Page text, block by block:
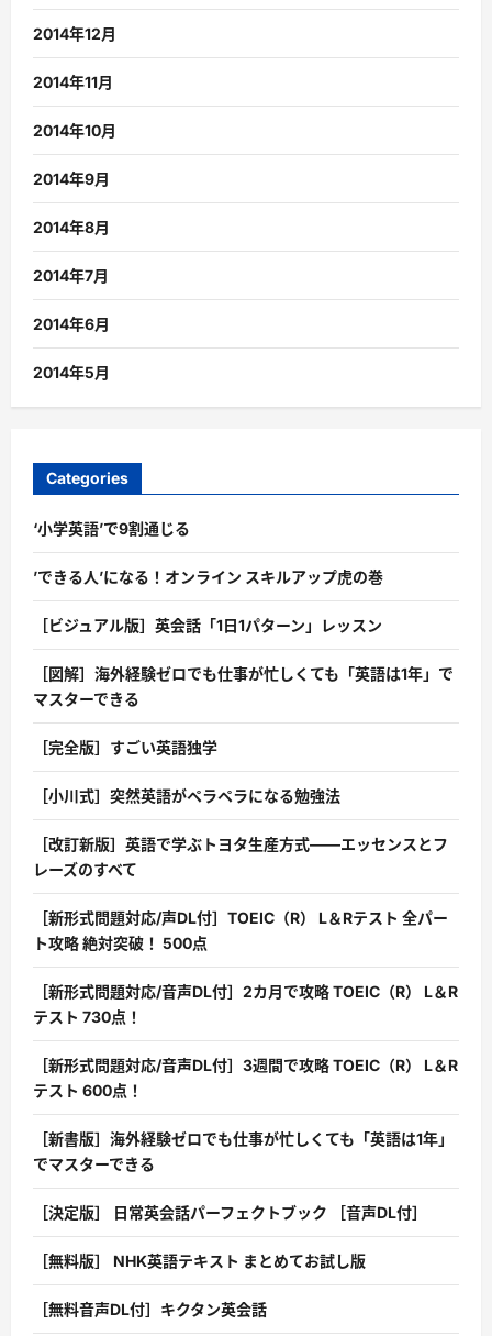
2014年12月
2014年11月
2014年10月
2014年9月
2014年8月
2014年7月
2014年6月
2014年5月
Categories
‘小学英語’で9割通じる
’できる人’になる！オンライン スキルアップ虎の巻
［ビジュアル版］英会話「1日1パターン」レッスン
［図解］海外経験ゼロでも仕事が忙しくても「英語は1年」で
マスターできる
［完全版］すごい英語独学
［小川式］突然英語がペラペラになる勉強法
［改訂新版］英語で学ぶトヨタ生産方式――エッセンスとフ
レーズのすべて
［新形式問題対応/声DL付］TOEIC（R） L＆Rテスト 全パー
ト攻略 絶対突破！ 500点
［新形式問題対応/音声DL付］2カ月で攻略 TOEIC（R） L＆R
テスト 730点！
［新形式問題対応/音声DL付］3週間で攻略 TOEIC（R） L＆R
テスト 600点！
［新書版］海外経験ゼロでも仕事が忙しくても「英語は1年」
でマスターできる
［決定版］ 日常英会話パーフェクトブック ［音声DL付］
［無料版］ NHK英語テキスト まとめてお試し版
［無料音声DL付］キクタン英会話